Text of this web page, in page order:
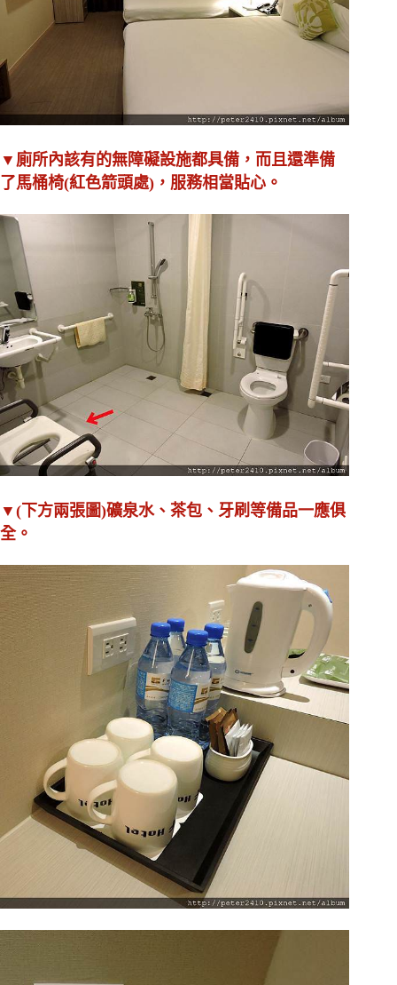
▼廁所內該有的無障礙設施都具備，而且還準備
了馬桶椅(紅色箭頭處)，服務相當貼心。
▼(下方兩張圖)礦泉水、茶包、牙刷等備品一應俱
全。